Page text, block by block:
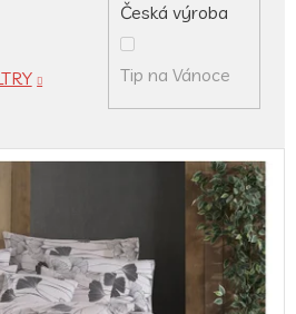
Česká výroba
Tip na Vánoce